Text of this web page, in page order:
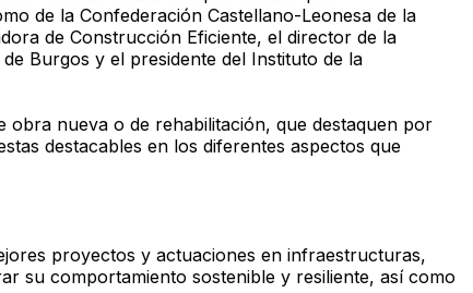
de la Confederación Castellano-Leonesa de la
de Construcción Eficiente, el director de la
Burgos y el presidente del Instituto de la
obra nueva o de rehabilitación, que destaquen por
destacables en los diferentes aspectos que
proyectos y actuaciones en infraestructuras,
su comportamiento sostenible y resiliente, así como